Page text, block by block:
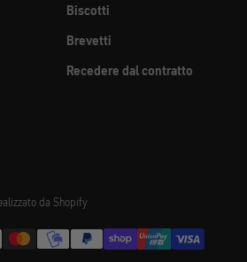
Biscotti
Brevetti
Recedere dal contratto
da Shopify